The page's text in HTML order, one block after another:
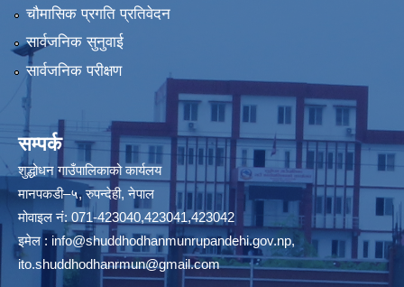
चौमासिक प्रगति प्रतिवेदन
सार्वजनिक सुनुवाई
सार्वजनिक परीक्षण
सम्पर्क
शुद्धोधन गाउँपालिकाको कार्यलय
मानपकडी–५, रुपन्देही, नेपाल
मोवाइल नं: 071-423040,423041,423042
इमेल : info@shuddhodhanmunrupandehi.gov.np,
ito.shuddhodhanrmun@gmail.com